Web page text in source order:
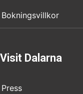
Bokningsvillkor
Visit Dalarna
Press